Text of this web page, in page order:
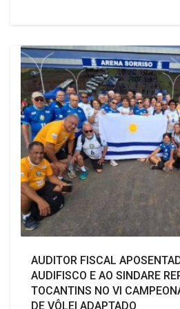
AUDITOR FISCAL
AUDIFISCO E AO SINDARE
TOCANTINS NO VI
DE VÔLEI ADAPTADO